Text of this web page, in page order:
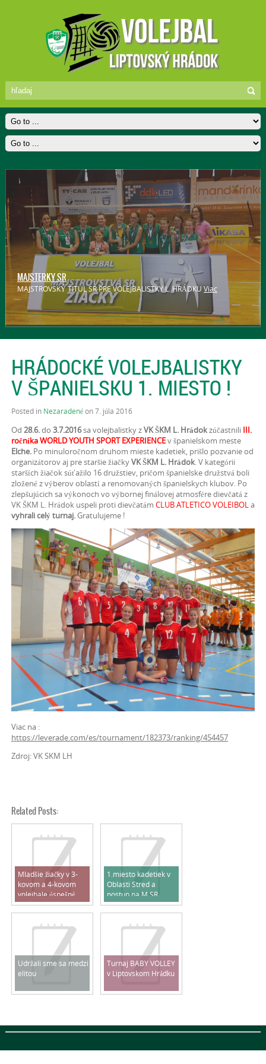
MAJSTERKY SR
MAJSTROVSKÝ TITUL SR PRE VOLEJBALISTKY L. HRÁDKUViac
2. miesto MSR ziačky 2017
2. miesto MSR ziačky 2017Viac
HRÁDOCKÉ VOLEJBALISTKY
V ŠPANIELSKU 1. MIESTO !
Posted in Nezaradenéon 7. júla 2016
Od 28.6.do 3.7.2016sa volejbalistky zVK ŠKM L. Hrádokzúčastnili III.
ročníkaWORLD YOUTH SPORT EXPERIENCEv španielskom meste
Elche. Po minuloročnom druhom mieste kadetiek, prišlo pozvanie od
organizátorov aj pre staršie žiačkyVK ŠKM L. Hrádok. V kategórii
starších žiačok súťažilo 16 družstiev, pričom španielske družstvá boli
zložené z výberov oblastí a renomovaných španielskych klubov. Po
zlepšujúcich sa výkonoch vo výbornej finálovej atmosfére dievčatá z
VK ŠKM L. Hrádok uspeli proti dievčatám CLUB ATLETICO VOLEIBOLa
vyhrali celý turnaj.Gratulujeme !
Viac na :
https://leverade.com/es/tournament/182373/ranking/454457
Zdroj: VK SKM LH
Related Posts:
Mladšie žiačky v 3-
kovom a 4-kovom
volejbale úspešné
1.miesto kadetiek v
Oblasti Stred a
postup na M SR
2025/2026
Udržali sme sa medzi
elitou
Turnaj BABY VOLLEY
v Liptovskom Hrádku